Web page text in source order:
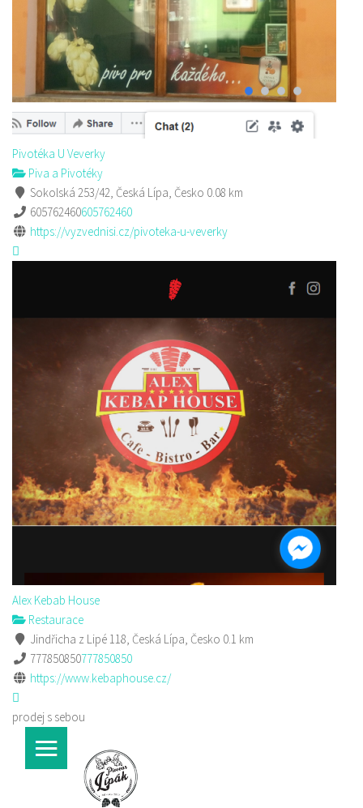
Pivotéka U Veverky
Piva a Pivotéky
Sokolská 253/42, Česká Lípa, Česko 0.08 km
605762460605762460
https://vyzvednisi.cz/pivoteka-u-veverky
Alex Kebab House
Restaurace
Jindřicha z Lipé 118, Česká Lípa, Česko 0.1 km
777850850777850850
https://www.kebaphouse.cz/
prodej s sebou